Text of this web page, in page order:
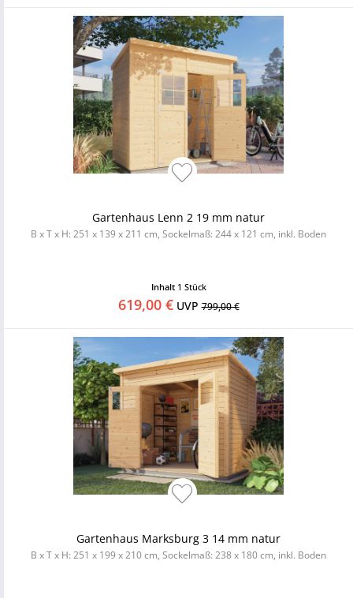
Gartenhaus Lenn 2 19 mm natur
B x T x H: 251 x 139 x 211 cm, Sockelmaß: 244 x 121 cm, inkl. Boden
Inhalt 1 Stück
619,00 €UVP799,00 €
Gartenhaus Marksburg 3 14 mm natur
B x T x H: 251 x 199 x 210 cm, Sockelmaß: 238 x 180 cm, inkl. Boden